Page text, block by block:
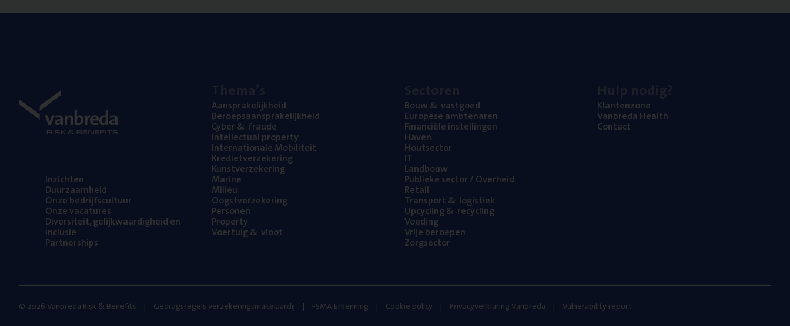
Inzich­ten
Duur­zaam­heid
Onze bedrijfs­cul­tuur
Onze vaca­tu­res
Diver­si­teit, gelijk­waar­dig­heid en
inclusie
Part­ner­ships
Aan­spra­ke­lijk­heid
Beroeps­aan­spra­ke­lijk­heid
Cyber& fraude
Intel­lec­tu­al property
Inter­na­ti­o­na­le Mobiliteit
Kre­diet­ver­ze­ke­ring
Kunst­ver­ze­ke­ring
Mari­ne
Mili­eu
Oogst­ver­ze­ke­ring
Per­so­nen
Pro­per­ty
Voer­tuig& vloot
Bouw& vastgoed
Euro­pe­se ambtenaren
Finan­ci­ë­le instellingen
Haven
Hout­sec­tor
IT
Land­bouw
Publie­ke sec­tor / Overheid
Retail
Trans­port& logistiek
Upcy­cling& recycling
Voe­ding
Vrije beroe­pen
Zorg­sec­tor
Klan­ten­zo­ne
Van­b­re­da Health
Con­tact
© 2026 Vanbreda Risk & Benefits Gedragsregels verzekeringsmakelaardij FSMA Erkenning Cookie policy Privacyverklaring Vanbreda Vulnerability report